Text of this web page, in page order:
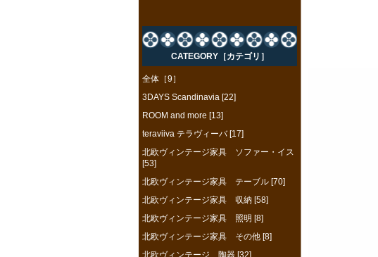
CATEGORY［カテゴリ］
全体［9］
3DAYS Scandinavia [22]
ROOM and more [13]
teraviiva テラヴィーバ [17]
北欧ヴィンテージ家具 ソファー・イス
[53]
北欧ヴィンテージ家具 テーブル [70]
北欧ヴィンテージ家具 収納 [58]
北欧ヴィンテージ家具 照明 [8]
北欧ヴィンテージ家具 その他 [8]
北欧ヴィンテージ 陶器 [32]